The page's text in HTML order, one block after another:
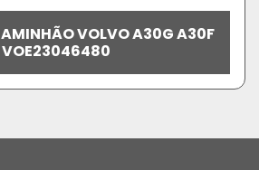
VOLVO A30G A30F
VOE23046480